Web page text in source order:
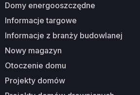
domy energooszczędne
informacje targowe
informacje z branży budowlanej
nowy magazyn
otoczenie domu
projekty domów